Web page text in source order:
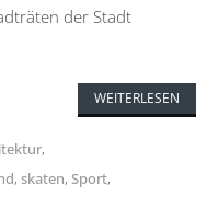
der Stadt
WEITERLESEN
,
, skaten, Sport,